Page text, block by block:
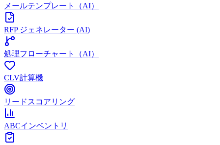
メールテンプレート（AI）
RFP ジェネレーター (AI)
処理フローチャート（AI）
CLV計算機
リードスコアリング
ABCインベントリ